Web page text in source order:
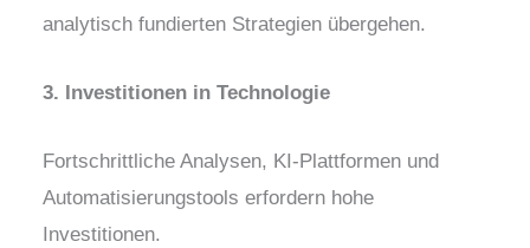
analytisch fundierten Strategien übergehen.
3. Investitionen in Technologie
Fortschrittliche Analysen, KI-Plattformen und
Automatisierungstools erfordern hohe
Investitionen.